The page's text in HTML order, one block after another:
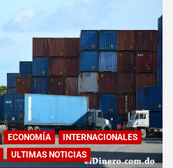
ECONOMÍA
INTERNACIONALES
ULTIMAS NOTICIAS